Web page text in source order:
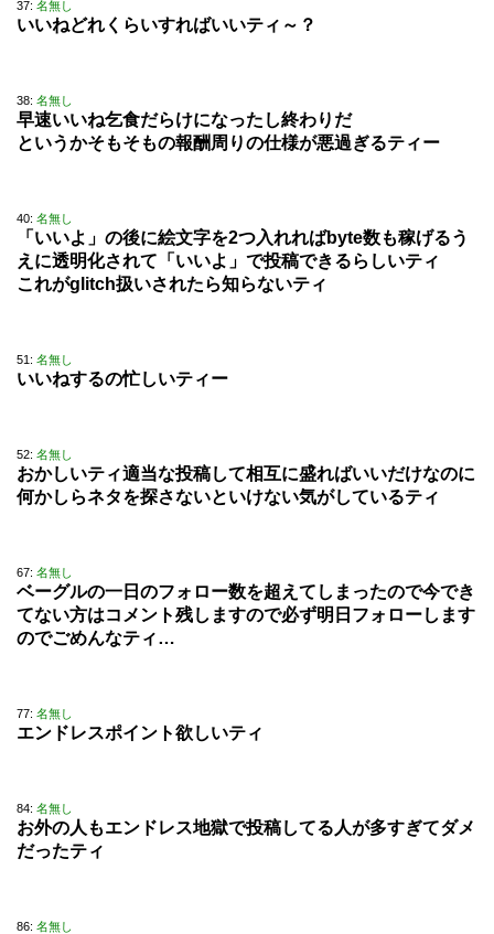
37: 名無し
いいねどれくらいすればいいティ～？
38: 名無し
早速いいね乞食だらけになったし終わりだ
というかそもそもの報酬周りの仕様が悪過ぎるティー
40: 名無し
「いいよ」の後に絵文字を2つ入れればbyte数も稼げるう
えに透明化されて「いいよ」で投稿できるらしいティ
これがglitch扱いされたら知らないティ
51: 名無し
いいねするの忙しいティー
52: 名無し
おかしいティ適当な投稿して相互に盛ればいいだけなのに
何かしらネタを探さないといけない気がしているティ
67: 名無し
ベーグルの一日のフォロー数を超えてしまったので今でき
てない方はコメント残しますので必ず明日フォローします
のでごめんなティ…
77: 名無し
エンドレスポイント欲しいティ
84: 名無し
お外の人もエンドレス地獄で投稿してる人が多すぎてダメ
だったティ
86: 名無し